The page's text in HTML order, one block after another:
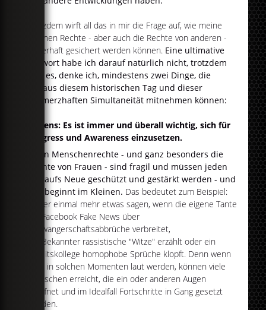
Trotzdem wirft all das in mir die Frage auf, wie meine
eigenen Rechte - aber auch die Rechte von anderen -
dauerhaft gesichert werden können. Eine ultimative
Antwort habe ich darauf natürlich nicht, trotzdem
gibt es, denke ich, mindestens zwei Dinge, die
wir aus diesem historischen Tag und dieser
schmerzhaften Simultaneität mitnehmen können:
Erstens: Es ist immer und überall wichtig, sich für
Progress und Awareness einzusetzen.
Denn Menschenrechte - und ganz besonders die
Rechte von Frauen - sind fragil und müssen jeden
Tag aufs Neue geschützt und gestärkt werden - und
das beginnt im Kleinen. Das bedeutet zum Beispiel:
Lieber einmal mehr etwas sagen, wenn die eigene Tante
auf Facebook Fake News über
Schwangerschaftsabbrüche verbreitet,
ein Bekannter rassistische "Witze" erzählt oder ein
Arbeitskollege homophobe Sprüche klopft. Denn wenn
viele in solchen Momenten laut werden, können viele
Menschen erreicht, die ein oder anderen Augen
geöffnet und im Idealfall Fortschritte in Gang gesetzt
werden.